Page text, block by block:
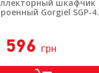
шкафчик
Gorgiel SGP-4.
596 грн